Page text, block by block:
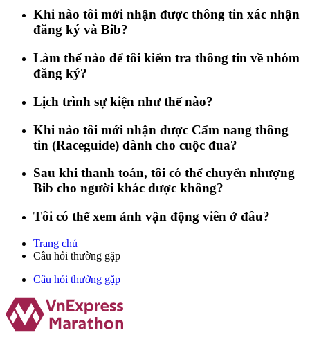
Khi nào tôi mới nhận được thông tin xác nhận
đăng ký và Bib?
Làm thế nào để tôi kiểm tra thông tin về nhóm
đăng ký?
Lịch trình sự kiện như thế nào?
Khi nào tôi mới nhận được Cẩm nang thông
tin (Raceguide) dành cho cuộc đua?
Sau khi thanh toán, tôi có thể chuyển nhượng
Bib cho người khác được không?
Tôi có thể xem ảnh vận động viên ở đâu?
Trang chủ
Câu hỏi thường gặp
Câu hỏi thường gặp